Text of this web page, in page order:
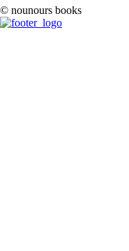
© nounours books